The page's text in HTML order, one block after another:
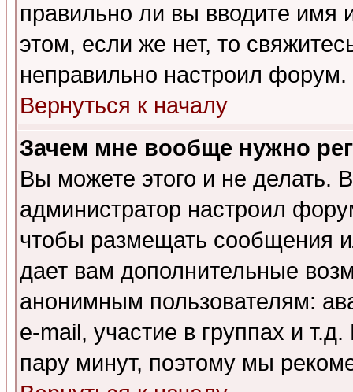
правильно ли вы вводите
этом, если же нет, то
неправильно настроил форум.
Вернуться к началу
Зачем мне вообще нужно
Вы можете этого и не делать.
администратор настроил
чтобы размещать сообщения
дает вам дополнительные
анонимным пользователям:
e-mail, участие в группах и
пару минут, поэтому мы